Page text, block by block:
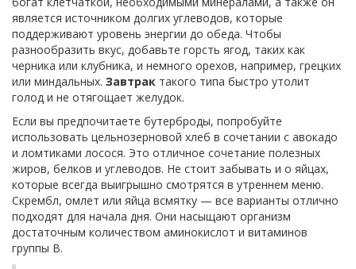
является источником долгих углеводов, которые
поддерживают уровень энергии до обеда. Чтобы
разнообразить вкус, добавьте горсть ягод, таких как
черника или клубника, и немного орехов, например, грецких
или миндальных. Завтрак такого типа быстро утолит
голод и не отягощает желудок.
Если вы предпочитаете бутерброды, попробуйте
использовать цельнозерновой хлеб в сочетании с авокадо
и ломтиками лосося. Это отличное сочетание полезных
жиров, белков и углеводов. Не стоит забывать и о яйцах,
которые всегда выигрышно смотрятся в утреннем меню.
Скрембл, омлет или яйца всмятку — все варианты отлично
подходят для начала дня. Они насыщают организм
достаточным количеством аминокислот и витаминов
группы В.